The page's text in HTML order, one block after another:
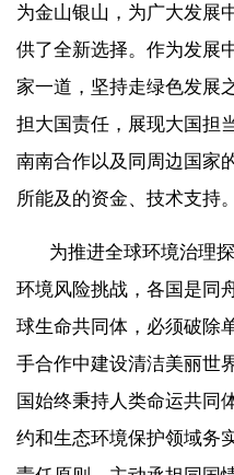
为金山银山，为广大发展
供了全新选择。作为发展
家一道，坚持走绿色发展
担大国责任，展现大国担
南南合作以及同周边国家
所能及的资金、技术支持。
为推进全球环境治理
环境风险挑战，各国是同
球生命共同体，必须破除
手合作中建设清洁美丽世
国始终秉持人类命运共同
约和生态环境保护领域务